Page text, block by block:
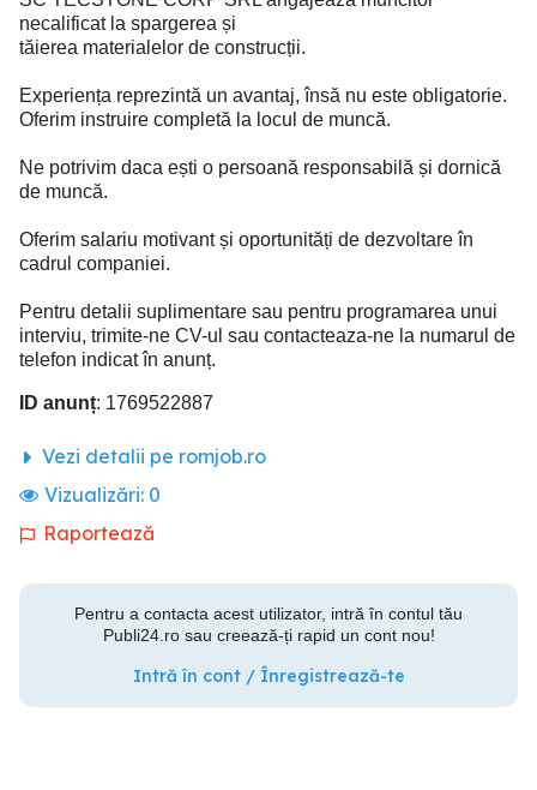
necalificat la spargerea și
tăierea materialelor de construcții.
Experiența reprezintă un avantaj, însă nu este obligatorie.
Oferim instruire completă la locul de muncă.
Ne potrivim daca ești o persoană responsabilă și dornică
de muncă.
Oferim salariu motivant și oportunități de dezvoltare în
cadrul companiei.
Pentru detalii suplimentare sau pentru programarea unui
interviu, trimite-ne CV-ul sau contacteaza-ne la numarul de
telefon indicat în anunț.
ID anunț: 1769522887
Vezi detalii pe romjob.ro
Vizualizări: 0
Raportează
Pentru a contacta acest utilizator, intră în contul tău
Publi24.ro sau creează-ți rapid un cont nou!
Intră în cont / Înregistrează-te